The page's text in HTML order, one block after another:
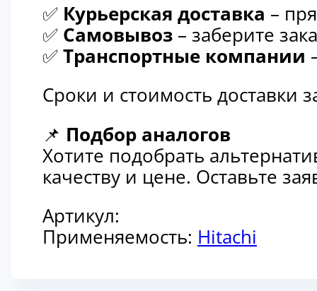
✅ Курьерская доставка –
✅ Самовывоз – заберите
✅ Транспортные компании
Сроки и стоимость доставки
📌 Подбор аналогов
Хотите подобрать
качеству и цене. Оставьте
Артикул:
Применяемость: Hitachi